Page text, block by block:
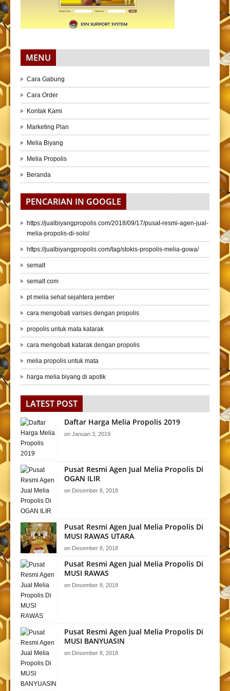
MENU
Cara Gabung
Cara Order
Kontak Kami
Marketing Plan
Melia Biyang
Melia Propolis
Beranda
PENCARIAN IN GOOGLE
https://jualbiyangpropolis com/2018/09/17/pusat-resmi-agen-jual-
melia-propolis-di-solo/
https://jualbiyangpropolis com/tag/stokis-propolis-melia-gowa/
semalt
semalt com
pt melia sehat sejahtera jember
cara mengobati varises dengan propolis
propolis untuk mata katarak
cara mengobati katarak dengan propolis
melia propolis untuk mata
harga melia biyang di apotik
LATEST POST
Daftar Harga Melia Propolis 2019
on Januari 3, 2019
Pusat Resmi Agen Jual Melia Propolis Di
OGAN ILIR
on Desember 8, 2018
Pusat Resmi Agen Jual Melia Propolis Di
MUSI RAWAS UTARA
on Desember 8, 2018
Pusat Resmi Agen Jual Melia Propolis Di
MUSI RAWAS
on Desember 8, 2018
Pusat Resmi Agen Jual Melia Propolis Di
MUSI BANYUASIN
on Desember 8, 2018